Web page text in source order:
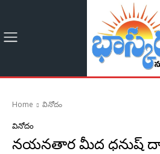
Home వినోదం
వినోదం
నయనతార మీద ధనుష్